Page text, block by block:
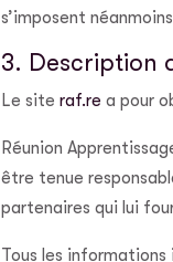
s’imposent
3. Description
Le site raf.re a pour
Réunion
être tenue
partenaires qui lui
Tous les informations